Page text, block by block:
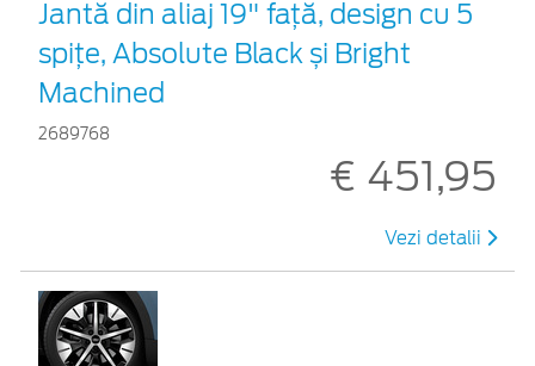
Jantă din aliaj 19" față, design cu 5
spițe, Absolute Black și Bright
Machined
2689768
€ 451,95
Vezi detalii